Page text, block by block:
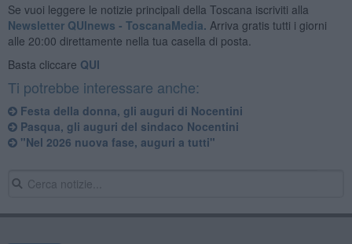
Se vuoi leggere le notizie principali della Toscana iscriviti alla
Newsletter QUInews - ToscanaMedia. Arriva gratis tutti i giorni
alle 20:00 direttamente nella tua casella di posta.
Basta cliccare QUI
Ti potrebbe interessare anche:
Festa della donna, gli auguri di Nocentini
Pasqua, gli auguri del sindaco Nocentini
"Nel 2026 nuova fase, auguri a tutti"